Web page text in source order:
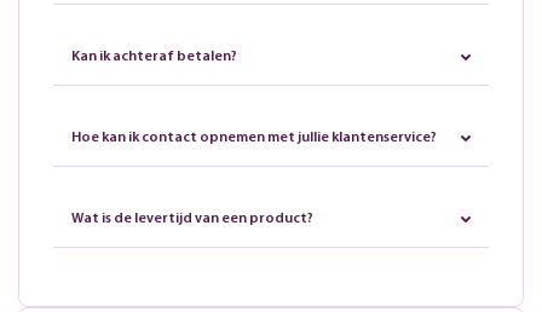
Kan ik achteraf betalen?
Hoe kan ik contact opnemen met jullie klantenservice?
Wat is de levertijd van een product?